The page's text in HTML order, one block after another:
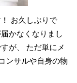
お久しぶりで
かなくなりまし
が、 ただ単にメ
ンサルや自身の物